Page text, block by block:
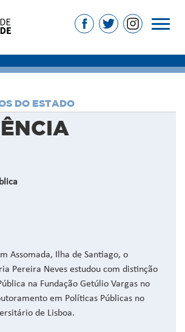
DO ESTADO
Assomada, Ilha de Santiago, o
Pereira Neves estudou com distinção
na Fundação Getúlio Vargas no
em Políticas Públicas no
de Lisboa.